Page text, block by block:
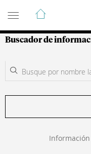
Guía de
Buscador de